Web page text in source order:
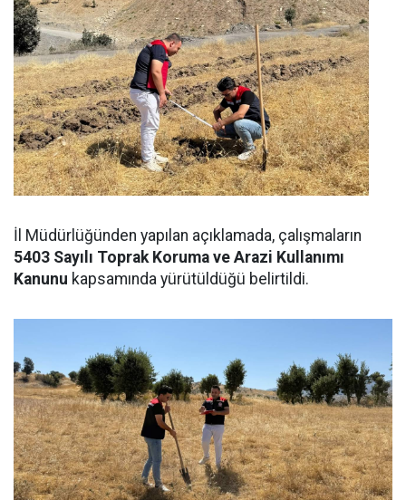
İl Müdürlüğünden yapılan açıklamada, çalışmaların
5403 Sayılı Toprak Koruma ve Arazi Kullanımı
Kanunu kapsamında yürütüldüğü belirtildi.